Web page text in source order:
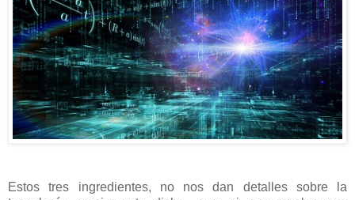
Estos tres ingredientes, no nos dan detalles sobre la